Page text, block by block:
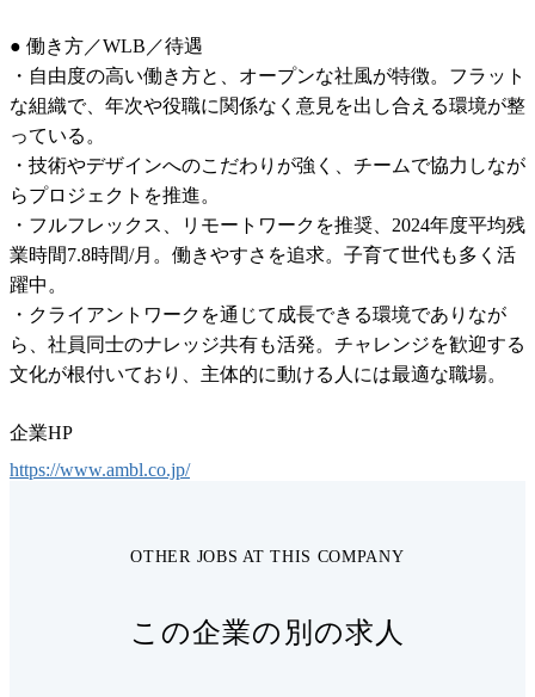
● 働き方／WLB／待遇
・自由度の高い働き方と、オープンな社風が特徴。フラット
な組織で、年次や役職に関係なく意見を出し合える環境が整
っている。
・技術やデザインへのこだわりが強く、チームで協力しなが
らプロジェクトを推進。
・フルフレックス、リモートワークを推奨、2024年度平均残
業時間7.8時間/月。働きやすさを追求。子育て世代も多く活
躍中。
・クライアントワークを通じて成長できる環境でありなが
ら、社員同士のナレッジ共有も活発。チャレンジを歓迎する
文化が根付いており、主体的に動ける人には最適な職場。
企業HP
https://www.ambl.co.jp/
OTHER JOBS AT THIS COMPANY
この企業の別の求人